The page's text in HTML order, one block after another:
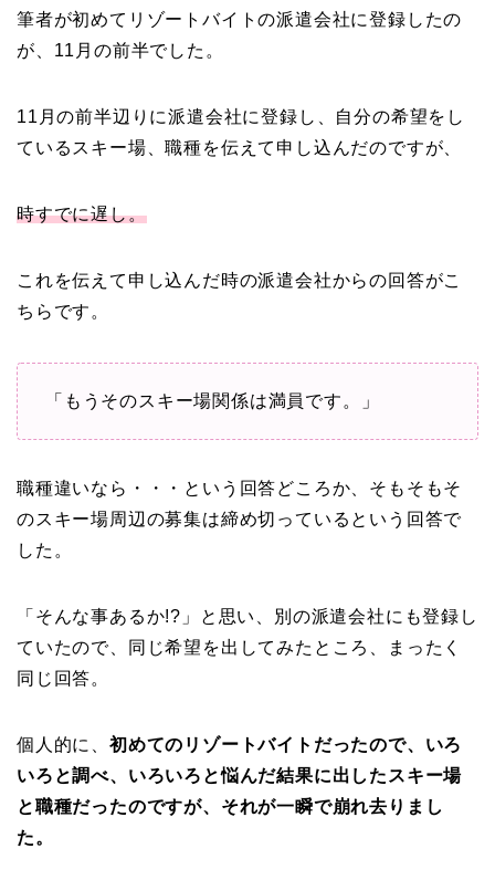
筆者が初めてリゾートバイトの派遣会社に登録したの
が、11月の前半でした。
11月の前半辺りに派遣会社に登録し、自分の希望をし
ているスキー場、職種を伝えて申し込んだのですが、
時すでに遅し。
これを伝えて申し込んだ時の派遣会社からの回答がこ
ちらです。
「もうそのスキー場関係は満員です。」
職種違いなら・・・という回答どころか、そもそもそ
のスキー場周辺の募集は締め切っているという回答で
した。
「そんな事あるか!?」と思い、別の派遣会社にも登録し
ていたので、同じ希望を出してみたところ、まったく
同じ回答。
個人的に、 初めてのリゾートバイトだったので、いろ
いろと調べ、いろいろと悩んだ結果に出したスキー場
と職種だったのですが、それが一瞬で崩れ去りまし
た。